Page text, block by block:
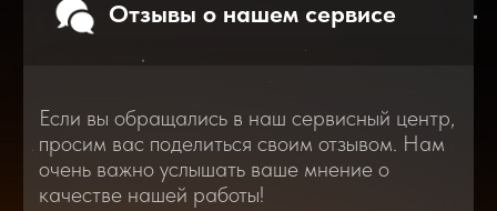
Смотреть все отзывы
В нашем блоге статей мы расскажем
Вам о самом важном, полезном и новом